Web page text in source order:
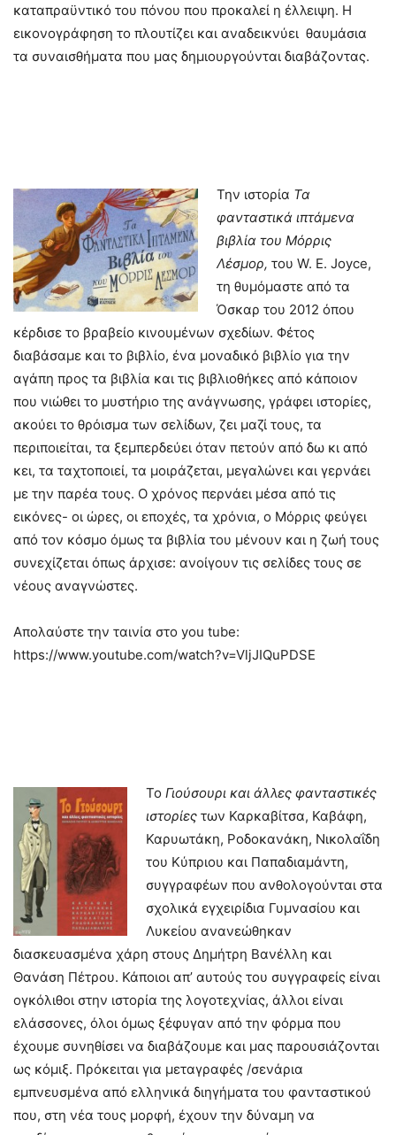
καταπραϋντικό του πόνου που προκαλεί η έλλειψη. Η
εικονογράφηση το πλουτίζει και αναδεικνύει θαυμάσια
τα συναισθήματα που μας δημιουργούνται διαβάζοντας.
Την ιστορία Τα
φανταστικά ιπτάμενα
βιβλία του Μόρρις
Λέσμορ, του W. E. Joyce,
τη θυμόμαστε από τα
Όσκαρ του 2012 όπου
κέρδισε το βραβείο κινουμένων σχεδίων. Φέτος
διαβάσαμε και το βιβλίο, ένα μοναδικό βιβλίο για την
αγάπη προς τα βιβλία και τις βιβλιοθήκες από κάποιον
που νιώθει το μυστήριο της ανάγνωσης, γράφει ιστορίες,
ακούει το θρόισμα των σελίδων, ζει μαζί τους, τα
περιποιείται, τα ξεμπερδεύει όταν πετούν από δω κι από
κει, τα ταχτοποιεί, τα μοιράζεται, μεγαλώνει και γερνάει
με την παρέα τους. Ο χρόνος περνάει μέσα από τις
εικόνες- οι ώρες, οι εποχές, τα χρόνια, ο Μόρρις φεύγει
από τον κόσμο όμως τα βιβλία του μένουν και η ζωή τους
συνεχίζεται όπως άρχισε: ανοίγουν τις σελίδες τους σε
νέους αναγνώστες.
Απολαύστε την ταινία στο you tube:
https://www.youtube.com/watch?v=VljJIQuPDSE
Το Γιούσουρι και άλλες φανταστικές
ιστορίες των Καρκαβίτσα, Καβάφη,
Καρυωτάκη, Ροδοκανάκη, Νικολαΐδη
του Κύπριου και Παπαδιαμάντη,
συγγραφέων που ανθολογούνται στα
σχολικά εγχειρίδια Γυμνασίου και
Λυκείου ανανεώθηκαν
διασκευασμένα χάρη στους Δημήτρη Βανέλλη και
Θανάση Πέτρου. Κάποιοι απ’ αυτούς του συγγραφείς είναι
ογκόλιθοι στην ιστορία της λογοτεχνίας, άλλοι είναι
ελάσσονες, όλοι όμως ξέφυγαν από την φόρμα που
έχουμε συνηθίσει να διαβάζουμε και μας παρουσιάζονται
ως κόμιξ. Πρόκειται για μεταγραφές /σενάρια
εμπνευσμένα από ελληνικά διηγήματα του φανταστικού
που, στη νέα τους μορφή, έχουν την δύναμη να